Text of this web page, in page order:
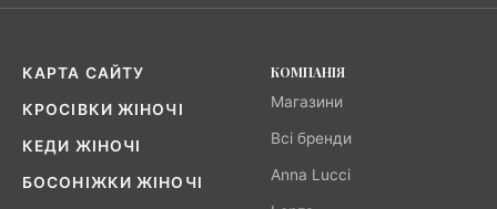
КАРТА САЙТУ
КРОСІВКИ ЖІНОЧІ
КЕДИ ЖІНОЧІ
БОСОНІЖКИ ЖІНОЧІ
КОМПАНІЯ
Магазини
Всі бренди
Anna Lucci